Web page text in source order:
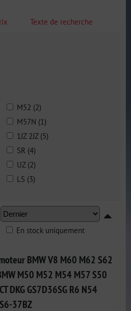
Texte de recherche
M52 (2)
M57N (1)
1JZ 2JZ (5)
SR (4)
UZ (2)
LS (3)
En stock uniquement
BMW V8 M60 M62 S62
M50 M52 M54 M57 S50
DKG GS7D36SG R6 N54
37BZ